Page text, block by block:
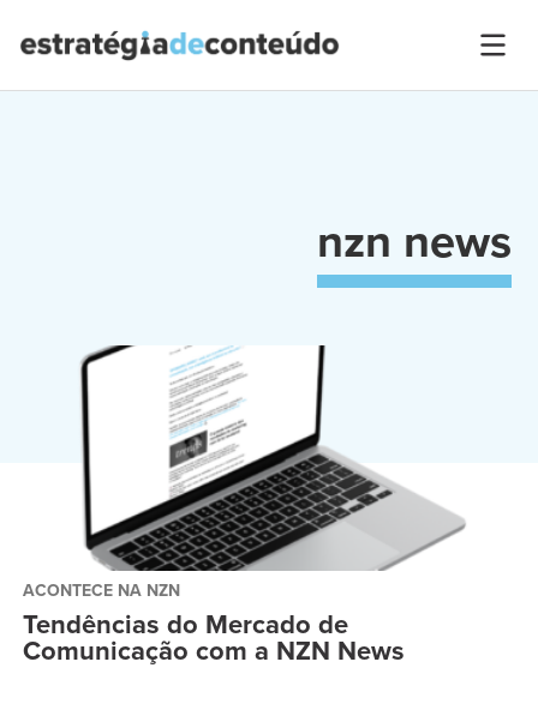
nzn news
ACONTECE NA NZN
Tendências do Mercado de
Comunicação com a NZN News